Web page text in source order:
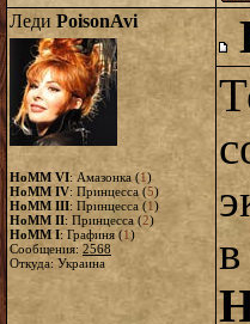
Леди PoisonAvi
HoMM VI: Амазонка (1)
HoMM IV: Принцесса (5)
HoMM III: Принцесса (1)
HoMM II: Принцесса (2)
HoMM I: Графиня (1)
Сообщения:2568
Откуда: Украина